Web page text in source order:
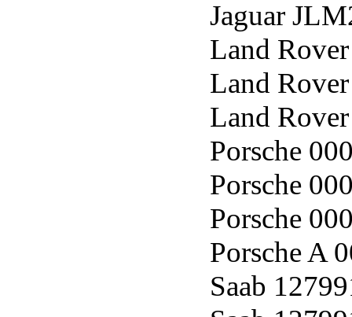
Jaguar
Land
Land
Land
Porsche
Porsche
Porsche
Porsche A
Saab